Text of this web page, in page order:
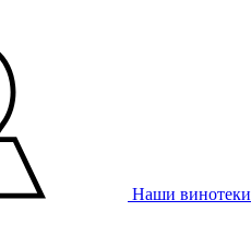
Наши винотеки